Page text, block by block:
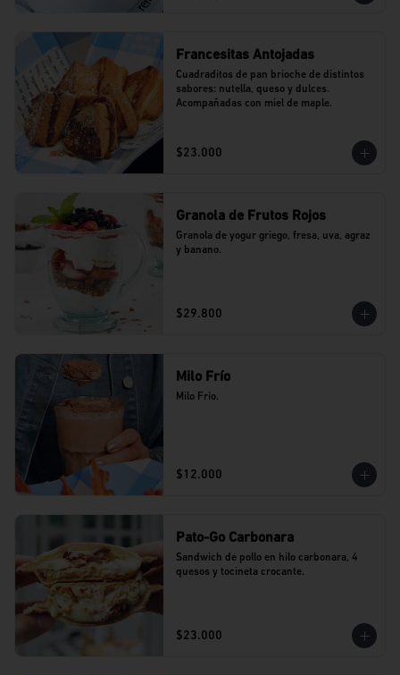
Francesitas Antojadas
Cuadraditos de pan brioche de distintos
sabores: nutella, queso y dulces.
Acompañadas con miel de maple.
$23.000
Granola de Frutos Rojos
Granola de yogur griego, fresa, uva, agraz
y banano.
$29.800
Milo Frío
Milo Frío.
$12.000
Pato-Go Carbonara
Sandwich de pollo en hilo carbonara, 4
quesos y tocineta crocante.
$23.000